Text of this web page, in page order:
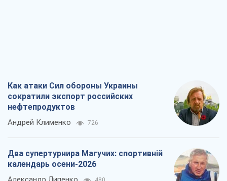
Как атаки Сил обороны Украины
сократили экспорт российских
нефтепродуктов
Андрей Клименко 726
Два супертурнира Магучих: спортивній
календарь осени-2026